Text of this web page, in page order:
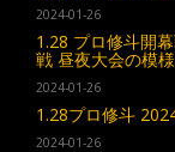
2024-01-26
1.28 プロ修斗開
戦 昼夜大会の模
2024-01-26
1.28プロ修斗
2024-01-26